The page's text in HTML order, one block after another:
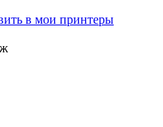
в мои принтеры